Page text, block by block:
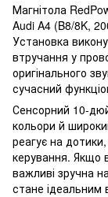
Магнітола
Audi A4 (B8/8K,
Установка
втручання у
оригінального
сучасний
Сенсорний 10-
кольори й
реагує на
керування. Якщо
важливі зручна
стане ідеальним